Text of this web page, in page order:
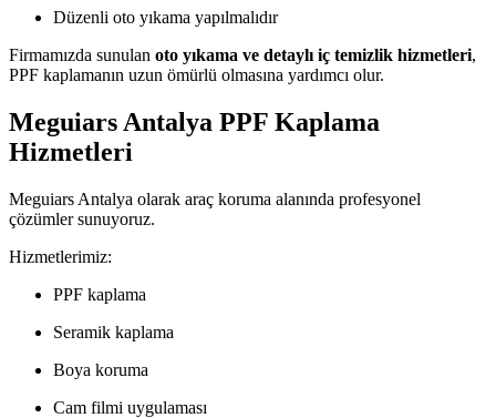
Düzenli oto yıkama yapılmalıdır
Firmamızda sunulan oto yıkama ve detaylı iç temizlik hizmetleri,
PPF kaplamanın uzun ömürlü olmasına yardımcı olur.
Meguiars Antalya PPF Kaplama
Hizmetleri
Meguiars Antalya olarak araç koruma alanında profesyonel
çözümler sunuyoruz.
Hizmetlerimiz:
PPF kaplama
Seramik kaplama
Boya koruma
Cam filmi uygulaması